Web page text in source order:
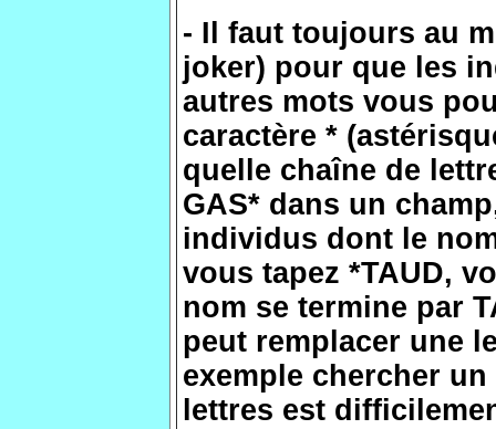
- Il faut toujours au
joker) pour que les
autres mots vous
caractère *
quelle chaîne de
GAS* dans un
individus dont le
vous tapez *TAUD,
nom se termine par
peut remplacer une
exemple chercher
lettres est